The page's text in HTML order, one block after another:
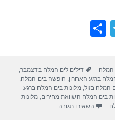
T
gr
a
m
e
המלח תגיות
דילים לים המלח בדצמבר,
ברגע האחרון, חופשה בים המלח,
המלח בזול,מלונות בים המלח ברגע
בים המלח השוואת מחירים,מלונות
השאירו תגובה